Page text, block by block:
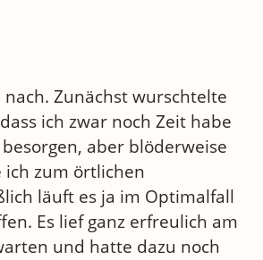
Zunächst wurschtelte
ich zwar noch Zeit habe
aber blöderweise
ich zum örtlichen
läuft es ja im Optimalfall
Es lief ganz erfreulich am
und hatte dazu noch